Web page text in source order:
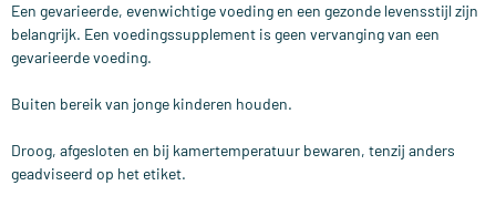
Een gevarieerde, evenwichtige voeding en een gezonde levensstijl zijn
belangrijk. Een voedingssupplement is geen vervanging van een
gevarieerde voeding.
Buiten bereik van jonge kinderen houden.
Droog, afgesloten en bij kamertemperatuur bewaren, tenzij anders
geadviseerd op het etiket.